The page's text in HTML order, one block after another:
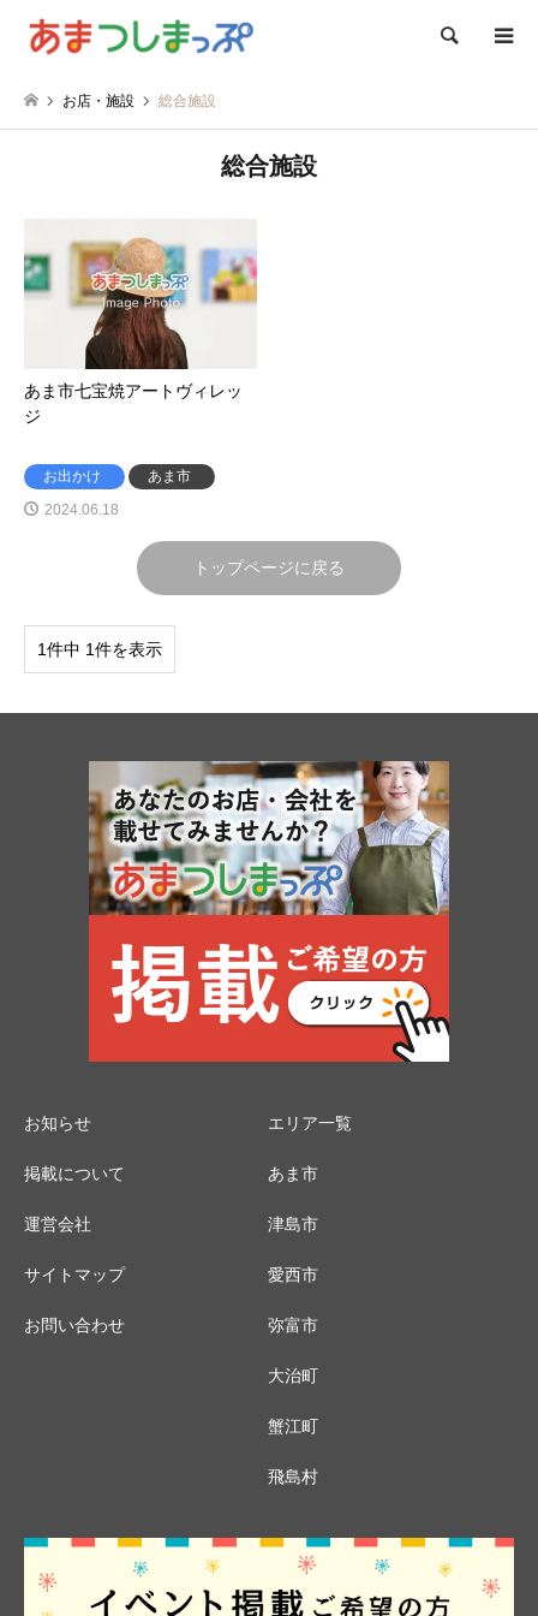
検索
お店・施設 総合施設
総合施設
あま市七宝焼アートヴィレッ
ジ
お出かけ
あま市
2024.06.18
トップページに戻る
1件中 1件を表示
お知らせ
掲載について
運営会社
サイトマップ
お問い合わせ
エリア一覧
あま市
津島市
愛西市
弥富市
大治町
蟹江町
飛島村